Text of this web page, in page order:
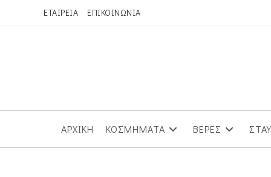
ΕΤΑΙΡΕΙΑ ΕΠΙΚΟΙΝΩΝΙΑ
ΑΡΧΙΚΗ ΚΟΣΜΗΜΑΤΑ ΒΕΡΕΣ